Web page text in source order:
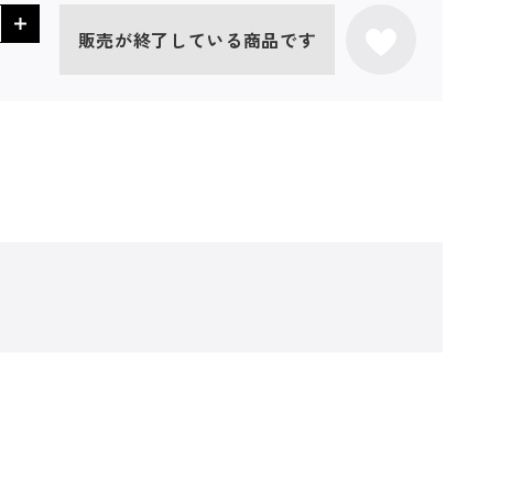
販売が終了している商品です